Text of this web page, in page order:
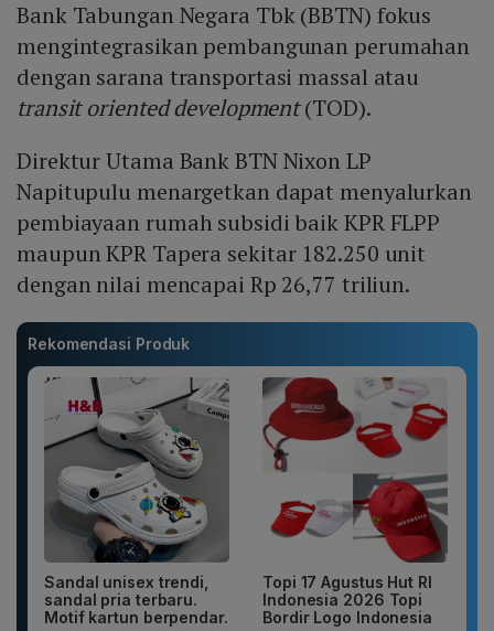
Bank Tabungan Negara Tbk (BBTN) fokus
mengintegrasikan pembangunan perumahan
dengan sarana transportasi massal atau
transit oriented development(TOD).
Direktur Utama Bank BTN Nixon LP
Napitupulu menargetkan dapat menyalurkan
pembiayaan rumah subsidi baik KPR FLPP
maupun KPR Tapera sekitar 182.250 unit
dengan nilai mencapai Rp 26,77 triliun.
Rekomendasi Produk
Sandal unisex trendi,
sandal pria terbaru.
Motif kartun berpendar.
Topi 17 Agustus Hut RI
Indonesia 2026 Topi
Bordir Logo Indonesia